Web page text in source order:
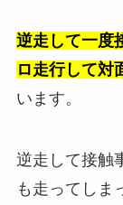
逆走して一度
ロ走行して対
います。
逆走して接触
も走ってしま